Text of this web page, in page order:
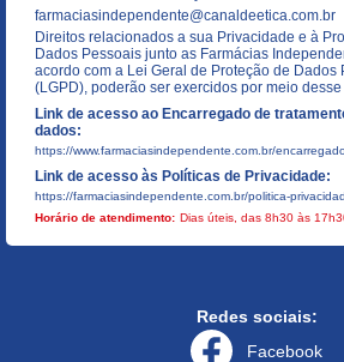
farmaciasindependente@canaldeetica.com.br
Direitos relacionados a sua Privacidade e à
Dados Pessoais junto as Farmácias
acordo com a Lei Geral de Proteção de Dados
(LGPD), poderão ser exercidos por meio
Link de acesso ao Encarregado de
dados:
https://www.farmaciasindependente.com.br/
Link de acesso às Políticas de Privacidade:
https://farmaciasindependente.com.br/politica-
Horário de atendimento: Dias úteis, das 8h30 às
Redes sociais:
Facebook